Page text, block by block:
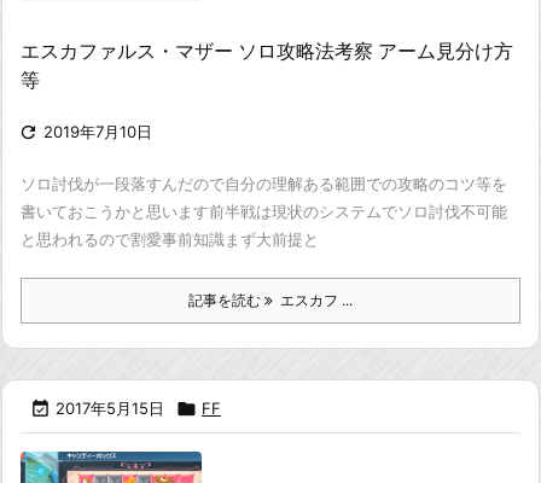
エスカファルス・マザー ソロ攻略法考察 アーム見分け方
等
 2019年7月10日
ソロ討伐が一段落すんだので自分の理解ある範囲での攻略のコツ等を
書いておこうかと思います前半戦は現状のシステムでソロ討伐不可能
と思われるので割愛事前知識 まず大前提と
記事を読む エスカフ ...
 2017年5月15日  FF